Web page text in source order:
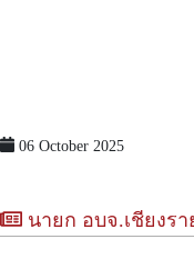
06 October 2025
นายก อบจ.เชียงร